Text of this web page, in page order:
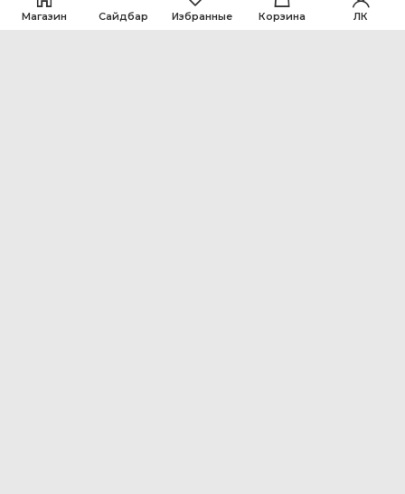
Магазин Сайдбар Избранные Корзина ЛК